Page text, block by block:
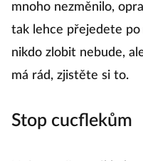
mnoho nezměnilo,
tak lehce přejedete po
nikdo zlobit nebude,
má rád, zjistěte si to.
Stop cucflekům